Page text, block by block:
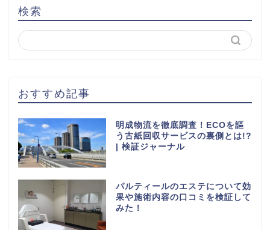
検索
おすすめ記事
明成物流を徹底調査！ECOを謳
う古紙回収サービスの裏側とは!?
| 検証ジャーナル
パルティールのエステについて効
果や施術内容の口コミを検証して
みた！